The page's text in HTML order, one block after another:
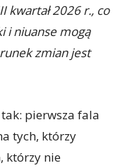
kwartał 2026 r., co
i niuanse mogą
zmian jest
pierwsza fala
tych, którzy
którzy nie